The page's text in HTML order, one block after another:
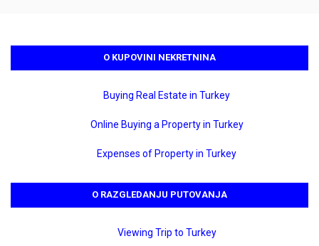
O KUPOVINI NEKRETNINA
Buying Real Estate in Turkey
Online Buying a Property in Turkey
Expenses of Property in Turkey
O RAZGLEDANJU PUTOVANJA
Viewing Trip to Turkey